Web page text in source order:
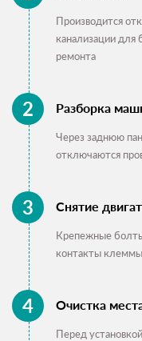
Производится
канализации для
ремонта
Разборка
Через заднюю
отключаются
Снятие
Крепежные
контакты
Очистка
Перед